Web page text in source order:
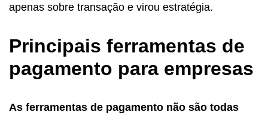
apenas sobre transação e virou estratégia.
Principais ferramentas de
pagamento para empresas
As ferramentas de pagamento não são todas